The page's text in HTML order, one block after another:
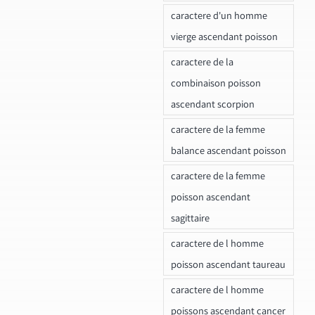
caractere d'un homme
vierge ascendant poisson
caractere de la
combinaison poisson
ascendant scorpion
caractere de la femme
balance ascendant poisson
caractere de la femme
poisson ascendant
sagittaire
caractere de l homme
poisson ascendant taureau
caractere de l homme
poissons ascendant cancer